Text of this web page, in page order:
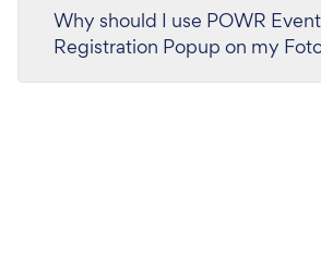
Why should I use POWR Event
Registration Popup on my